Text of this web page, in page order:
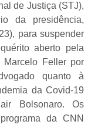
de Justiça (STJ),
da presidência,
para suspender
aberto pela
Marcelo Feller por
quanto à
da Covid-19
Bolsonaro. Os
da CNN